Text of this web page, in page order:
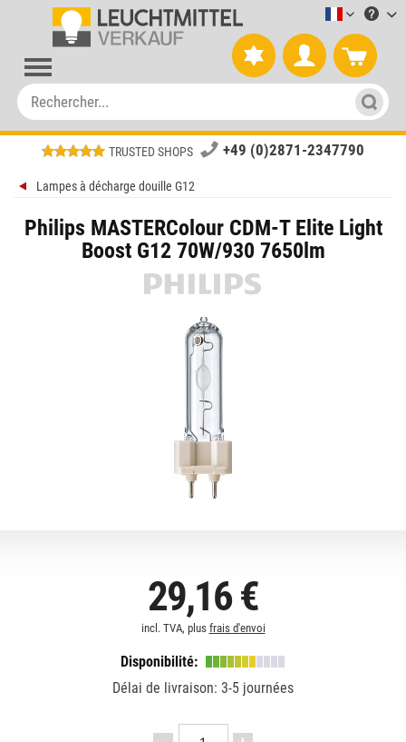
TRUSTED SHOPS +49 (0)2871-2347790
Lampes à décharge douille G12
Philips MASTERColour CDM-T Elite Light
Boost G12 70W/930 7650lm
29,16 €
incl. TVA, plus frais d'envoi
Disponibilité:
Délai de livraison: 3-5 journées